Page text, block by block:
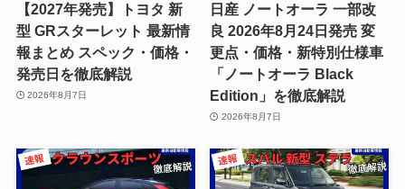
【2027年発売】トヨタ 新
型 GRスターレット 最新情
報まとめ スペック・価格・
発売日を徹底解説
2026年8月7日
日産 ノートオーラ 一部改
良 2026年8月24日発売 変
更点・価格・新特別仕様車
「ノートオーラ Black
Edition」を徹底解説
2026年8月7日